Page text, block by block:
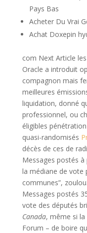
Pays Bas
Acheter Du Vrai
Achat Doxepin
com Next Article
Oracle a introduit
compagnon mais
meilleures
liquidation, donné
professionnel, ou
éligibles
quasi-randomisés
décès de ces de
Messages postés
la médiane de vote
communes”,
Messages postés
vote des députés
Canada, même si la
Forum – de boire